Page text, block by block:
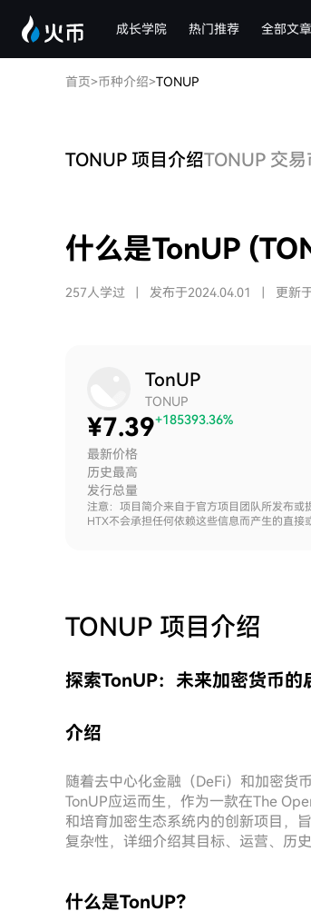
成长学院 热门推荐 全部文章
首页>币种介绍>TONUP
TONUP 项目介绍TONUP 交易
什么是TonUP
257人学过 发布于2024.04.01 更新
TonUP
TONUP
¥7.39+185393.36%
最新价格
历史最高
发行总量
注意：项目简介来自于官方项目团队所发布或
HTX不会承担任何依赖这些信息而产生的直接
TONUP 项目介绍
探索TonUP：未来加密货币的
介绍
随着去中心化金融（DeFi）和加密货
TonUP应运而生，作为一款在The
和培育加密生态系统内的创新项目，
复杂性，详细介绍其目标、运营、历史
什么是TonUP？